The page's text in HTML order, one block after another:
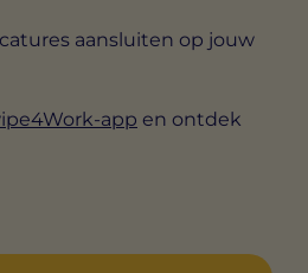
aansluiten op jouw
app en ontdek